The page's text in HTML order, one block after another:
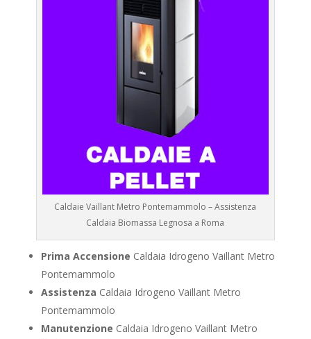
Caldaie Vaillant Metro Pontemammolo – Assistenza
Caldaia Biomassa Legnosa a Roma
Prima Accensione Caldaia Idrogeno Vaillant Metro
Pontemammolo
Assistenza Caldaia Idrogeno Vaillant Metro
Pontemammolo
Manutenzione Caldaia Idrogeno Vaillant Metro